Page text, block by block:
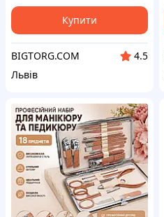
Купити
BIGTORG.COM
4.5
Львів